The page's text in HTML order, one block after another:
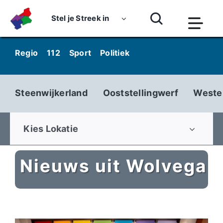
content
Stel je Streek in
Home
Nieuws
Dossiers
Podcasts
Luister
Kijk
Regio 112 Sport Politiek
Steenwijkerland Ooststellingwerf
Kies Lokatie
Nieuws uit Wolvega